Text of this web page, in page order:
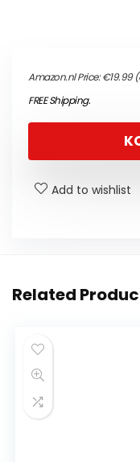
Amazon.nl Price:€19.99
FREE Shipping.
Add to wishlist
Related